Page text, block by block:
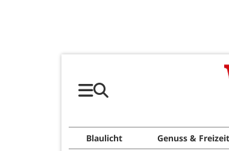
Blaulicht Genuss & Freizeit